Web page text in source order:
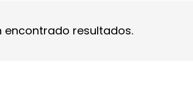
encontrado resultados.